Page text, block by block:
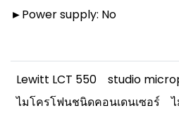
►Power supply: No
Lewitt LCT 550
studio
ไมโครโฟนชนิดคอนเดนเซอร์